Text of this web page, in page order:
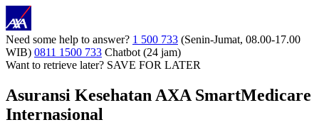
Need some help to answer? 1 500 733 (Senin-Jumat, 08.00-17.00
WIB) 0811 1500 733 Chatbot (24 jam)
Want to retrieve later? SAVE FOR LATER
Asuransi Kesehatan AXA SmartMedicare
Internasional